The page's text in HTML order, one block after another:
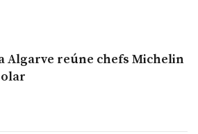
Algarve reúne chefs Michelin